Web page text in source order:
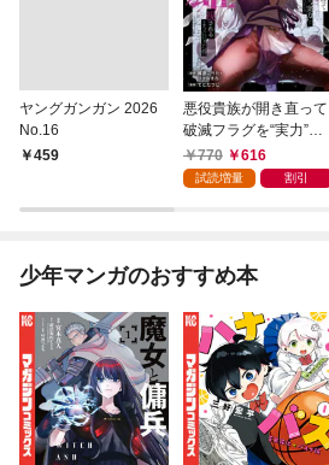
ヤングガンガン 2026
No.16
￥459
悪役貴族が開き直って
破滅フラグを“実力”で
叩き折っていたら、い
つの間にかヒロイン達
770 616
試読増量 割引
少年マンガのおすすめ本